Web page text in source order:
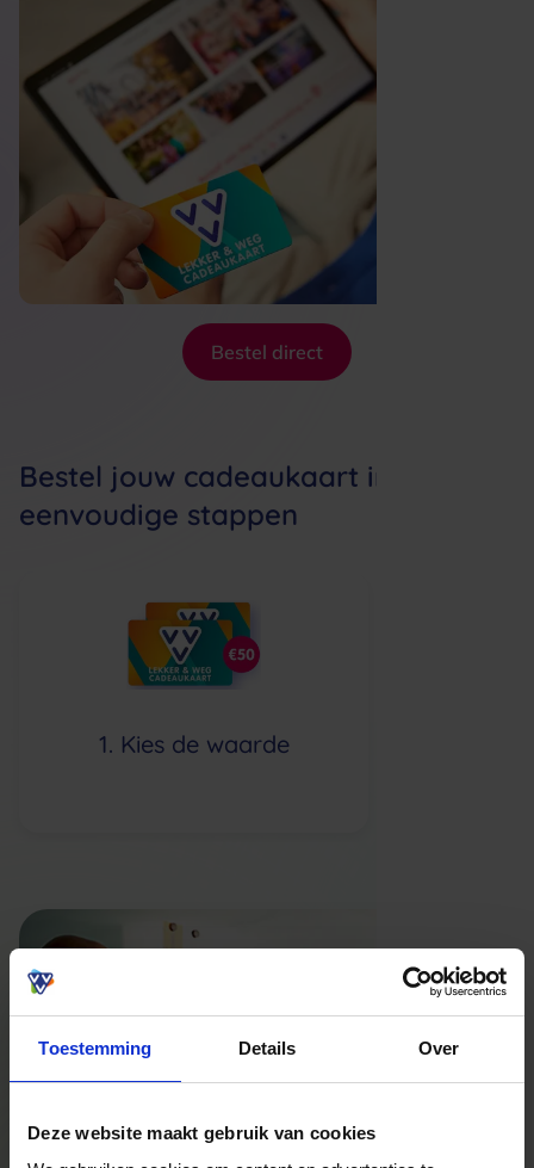
Toestemming Details Over
Deze website maakt gebruik van cookies
Bestel direct
Bestel jouw cadeaukaart in 4
eenvoudige stappen
1. Kies de waarde